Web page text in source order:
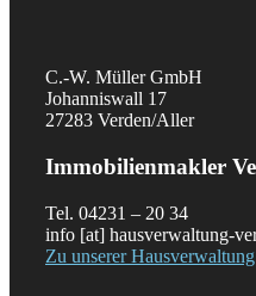
C.-W. Müller GmbH
Johanniswall 17
27283 Verden/Aller
Immobilienmakler
Tel. 04231 – 20 34
info [at] hausverwaltung-
Zu unserer Hausverwaltung